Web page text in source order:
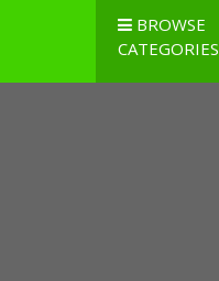
BROWSE
CATEGORIES